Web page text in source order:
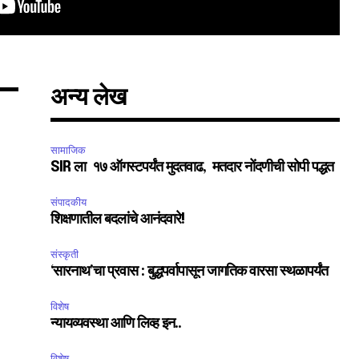
Privacy Policy.
Followers
अन्य लेख
सामाजिक
SIR ला १७ ऑगस्टपर्यंत मुदतवाढ, मतदार नोंदणीची सोपी पद्धत
संपादकीय
शिक्षणातील बदलांचे आनंदवारे!
संस्कृती
‘सारनाथ’चा प्रवास : बुद्धपर्वापासून जागतिक वारसा स्थळापर्यंत
विशेष
न्यायव्यवस्था आणि लिव्ह इन..